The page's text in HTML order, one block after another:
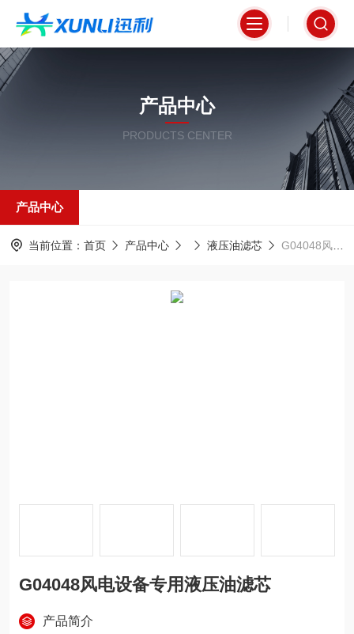
产品中心
PRODUCTS CENTER
产品中心
当前位置： 首页 产品中心 液压油滤芯 G04048风电设备专用液压油滤芯
G04048风电设备专用液压油滤芯
产品简介